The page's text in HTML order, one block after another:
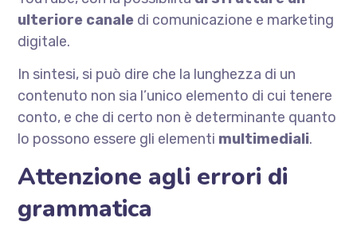
ulteriore canale di comunicazione e marketing
digitale.
In sintesi, si può dire che la lunghezza di un
contenuto non sia l’unico elemento di cui tenere
conto, e che di certo non è determinante quanto
lo possono essere gli elementi multimediali.
Attenzione agli errori di
grammatica